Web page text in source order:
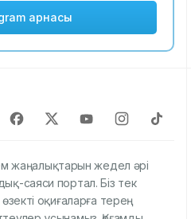
арнасы
жаңалықтарын жедел әрі
саяси портал. Біз тек
оқиғаларға терең